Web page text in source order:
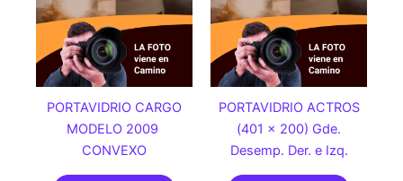
PORTAVIDRIO CARGO
MODELO 2009
CONVEXO
PORTAVIDRIO ACTROS
(401 x 200) Gde.
Desemp. Der. e Izq.